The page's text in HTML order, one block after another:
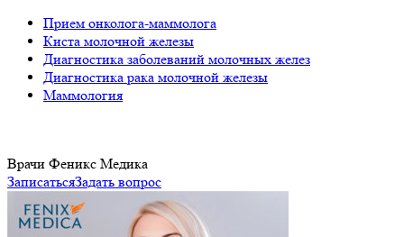
Прием онколога-маммолога
Киста молочной железы
Диагностика заболеваний молочных желез
Диагностика рака молочной железы
Маммология
Врачи Феникс Медика
ЗаписатьсяЗадать вопрос